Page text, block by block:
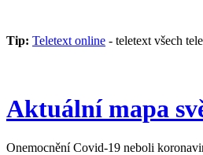
Tip: Teletext online - teletext všech
Aktuální mapa
Onemocnění Covid-19 neboli